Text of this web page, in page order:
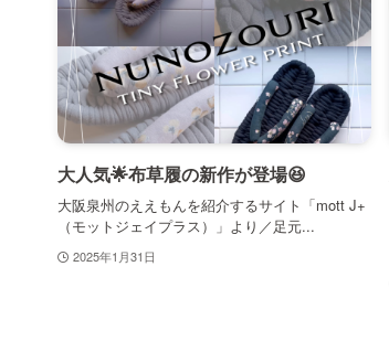
大人気🌟布草履の新作が登場😆
大阪泉州のええもんを紹介するサイト「mott J+
（モットジェイプラス）」より／足元...
2025年1月31日